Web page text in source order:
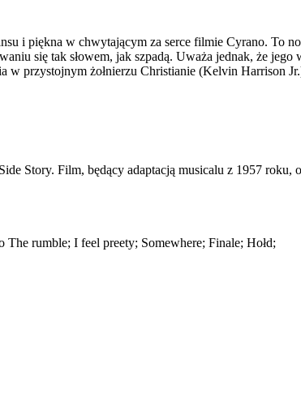
i piękna w chwytającym za serce filmie Cyrano. To
się tak słowem, jak szpadą. Uważa jednak, że
w przystojnym żołnierzu Christianie (Kelvin Harrison
Story. Film, będący adaptacją musicalu z 1957 roku,
rumble; I feel preety; Somewhere; Finale; Hołd;